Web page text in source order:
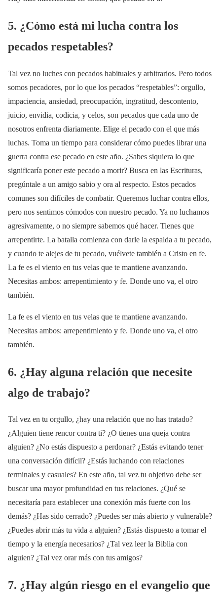
5. ¿Cómo está mi lucha contra los
pecados respetables?
Tal vez no luches con pecados habituales y arbitrarios. Pero todos
somos pecadores, por lo que los pecados “respetables”: orgullo,
impaciencia, ansiedad, preocupación, ingratitud, descontento,
juicio, envidia, codicia, y celos, son pecados que cada uno de
nosotros enfrenta diariamente. Elige el pecado con el que más
luchas. Toma un tiempo para considerar cómo puedes librar una
guerra contra ese pecado en este año. ¿Sabes siquiera lo que
significaría poner este pecado a morir? Busca en las Escrituras,
pregúntale a un amigo sabio y ora al respecto. Estos pecados
comunes son difíciles de combatir. Queremos luchar contra ellos,
pero nos sentimos cómodos con nuestro pecado. Ya no luchamos
agresivamente, o no siempre sabemos qué hacer. Tienes que
arrepentirte. La batalla comienza con darle la espalda a tu pecado,
y cuando te alejes de tu pecado, vuélvete también a Cristo en fe.
La fe es el viento en tus velas que te mantiene avanzando.
Necesitas ambos: arrepentimiento y fe. Donde uno va, el otro
también.
La fe es el viento en tus velas que te mantiene avanzando.
Necesitas ambos: arrepentimiento y fe. Donde uno va, el otro
también.
6. ¿Hay alguna relación que necesite
algo de trabajo?
Tal vez en tu orgullo, ¿hay una relación que no has tratado?
¿Alguien tiene rencor contra ti? ¿O tienes una queja contra
alguien? ¿No estás dispuesto a perdonar? ¿Estás evitando tener
una conversación difícil? ¿Estás luchando con relaciones
terminales y casuales? En este año, tal vez tu objetivo debe ser
buscar una mayor profundidad en tus relaciones. ¿Qué se
necesitaría para establecer una conexión más fuerte con los
demás? ¿Has sido cerrado? ¿Puedes ser más abierto y vulnerable?
¿Puedes abrir más tu vida a alguien? ¿Estás dispuesto a tomar el
tiempo y la energía necesarios? ¿Tal vez leer la Biblia con
alguien? ¿Tal vez orar más con tus amigos?
7. ¿Hay algún riesgo en el evangelio que